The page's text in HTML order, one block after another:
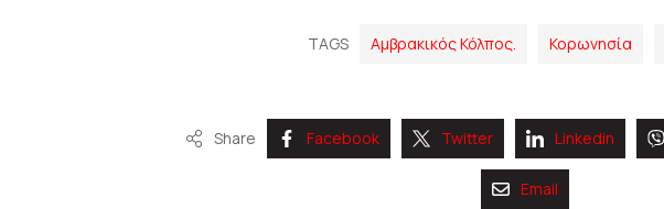
TAGS Αμβρακικός Κόλπος. Κορωνησία
Share Facebook Twitter Linkedin
Email